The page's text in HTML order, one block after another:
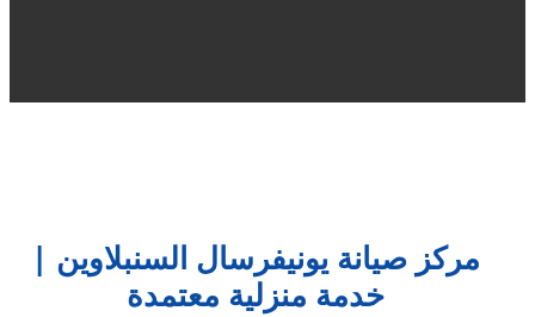
مركز صيانة يونيفرسال السنبلاوين |
خدمة منزلية معتمدة